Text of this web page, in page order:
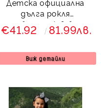
Детска официална
дълга рокля
трибагреник в бяло,
зелено и червено
€41.92 81.99лв.
Виж детайли